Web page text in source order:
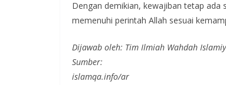
Dengan demikian, kewajiban tetap ada
memenuhi perintah Allah sesuai
Dijawab oleh: Tim Ilmiah Wahdah
Sumber:
islamqa.info/ar